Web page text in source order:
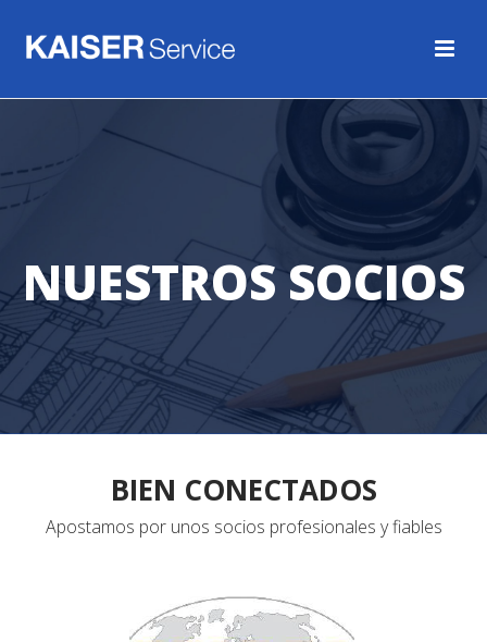
NUESTROS SOCIOS
BIEN CONECTADOS
Apostamos por unos socios profesionales y fiables